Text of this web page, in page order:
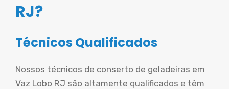
RJ?
Técnicos Qualificados
Nossos técnicos de conserto de geladeiras em
Vaz Lobo RJ são altamente qualificados e têm